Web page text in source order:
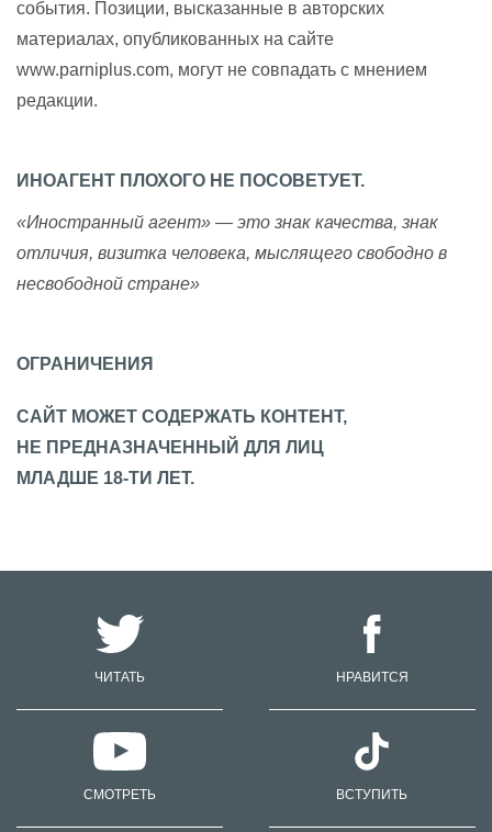
события. Позиции, высказанные в авторских
материалах, опубликованных на сайте
www.parniplus.com, могут не совпадать с мнением
редакции.
ИНОАГЕНТ ПЛОХОГО НЕ ПОСОВЕТУЕТ.
«Иностранный агент» — это знак качества, знак
отличия, визитка человека, мыслящего свободно в
несвободной стране»
ОГРАНИЧЕНИЯ
САЙТ МОЖЕТ СОДЕРЖАТЬ КОНТЕНТ,
НЕ ПРЕДНАЗНАЧЕННЫЙ ДЛЯ ЛИЦ
МЛАДШЕ 18-ТИ ЛЕТ.
ЧИТАТЬ НРАВИТСЯ
СМОТРЕТЬ ВСТУПИТЬ